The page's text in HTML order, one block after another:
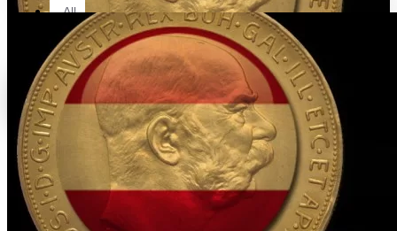
All
All Products
Gold Coin
Lingotti in Oro
Your shopping cart is empty!